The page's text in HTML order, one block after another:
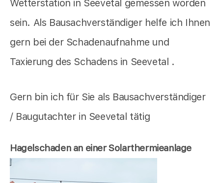
Wetterstation in Seevetal gemessen worden
sein. Als Bausachverständiger helfe ich Ihnen
gern bei der Schadenaufnahme und
Taxierung des Schadens in Seevetal .
Gern bin ich für Sie als Bausachverständiger
/ Baugutachter in Seevetal tätig
Hagelschaden an einer Solarthermieanlage